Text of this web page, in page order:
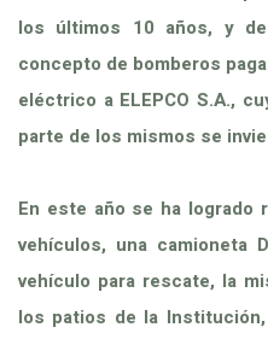
los últimos 10 años, y
concepto de bomberos
eléctrico a ELEPCO S.A.,
parte de los mismos se
En este año se ha logrado
vehículos, una camioneta
vehículo para rescate, la
los patios de la